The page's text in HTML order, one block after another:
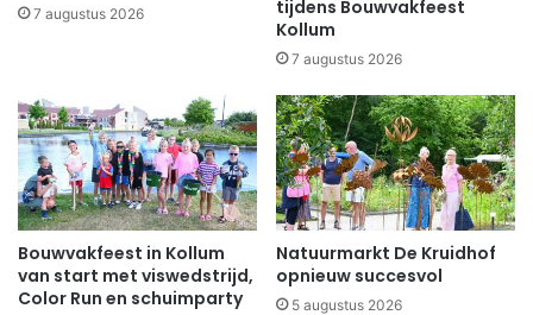
7 augustus 2026
tijdens Bouwvakfeest
Kollum
7 augustus 2026
Bouwvakfeest in Kollum
van start met viswedstrijd,
Color Run en schuimparty
Natuurmarkt De Kruidhof
opnieuw succesvol
5 augustus 2026